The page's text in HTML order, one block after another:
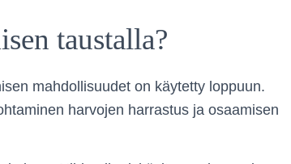
taustalla?
mahdollisuudet on käytetty loppuun.
harvojen harrastus ja osaamisen